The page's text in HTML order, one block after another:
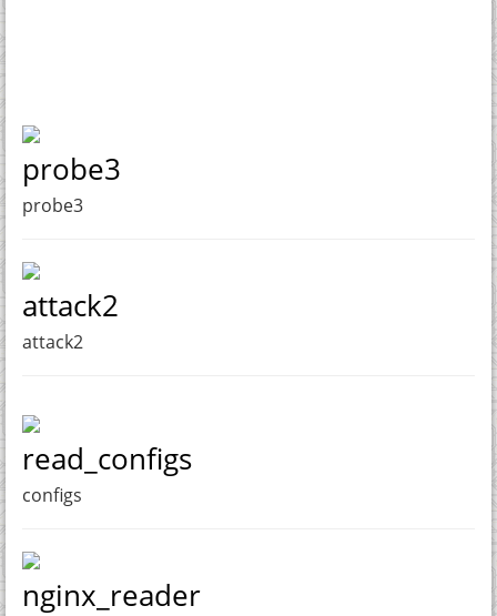
probe3
probe3
attack2
attack2
read_configs
configs
nginx_reader